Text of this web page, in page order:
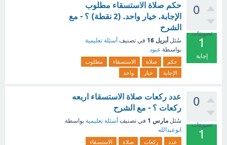
0
تصويتات
1
إجابة
حكم صلاة الاستسقاء مطلوب
الإجابة. خيار واحد. (2 نقطة) ؟ - مع
الشرح
سُئل أبريل 16 في تصنيف أسئلة تعليمية
بواسطة عبود
حكم صلاة الاستسقاء
مطلوب
الإجابة
خيار واحد
0
تصويتات
1
عدد ركعات صلاة الاستسقاء اربعه
ركعات ؟ - مع الشرح
سُئل مارس 1 في تصنيف أسئلة تعليمية بواسطة
ابوعبدالله
عدد ركعات صلاة
الاستسقاء